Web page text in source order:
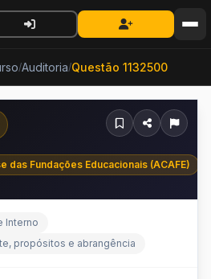
/Auditoria/Questão 1132500
das Fundações Educacionais (ACAFE)
Interno
propósitos e abrangência